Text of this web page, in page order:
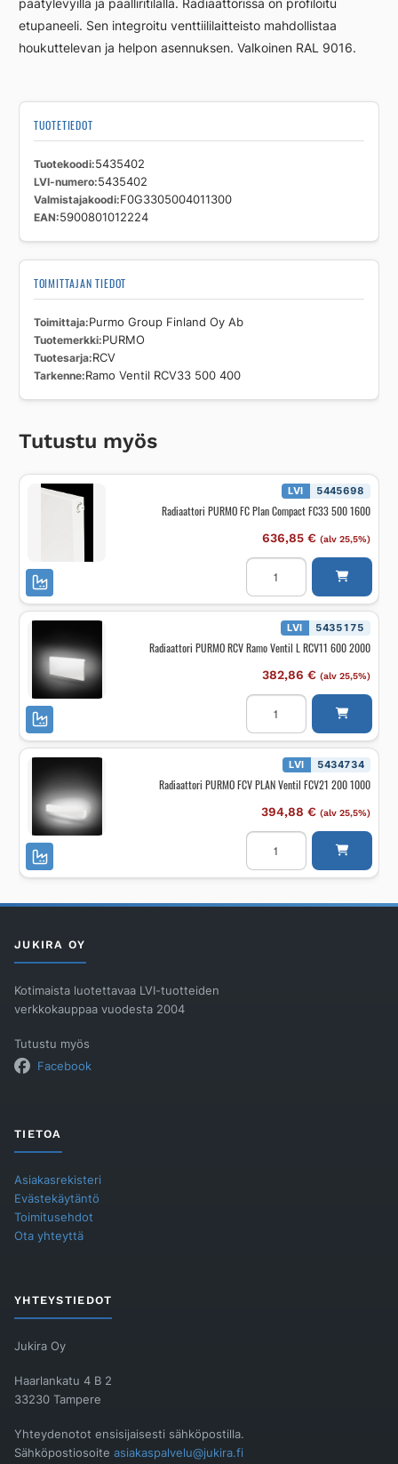
etupaneeli. Sen integroitu venttiililaitteisto mahdollistaa
houkuttelevan ja helpon asennuksen. Valkoinen RAL 9016.
TUOTETIEDOT
Tuotekoodi 5435402
LVI-numero 5435402
Valmistajakoodi F0G3305004011300
EAN 5900801012224
TOIMITTAJAN TIEDOT
Toimittaja Purmo Group Finland Oy Ab
Tuotemerkki PURMO
Tuotesarja RCV
Tarkenne Ramo Ventil RCV33 500 400
Tutustu myös
LVI 5445698
Radiaattori PURMO FC Plan Compact FC33 500 1600
636,85 € (alv 25,5%)
Radiaattori
PURMO
Plan
Compact
1600
LVI 5435175
Radiaattori PURMO RCV Ramo Ventil L RCV11 600 2000
382,86 € (alv 25,5%)
Radiaattori
PURMO
Ramo
Ventil
600
määrä
LVI 5434734
Radiaattori PURMO FCV PLAN Ventil FCV21 200 1000
394,88 € (alv 25,5%)
Radiaattori
PURMO
PLAN
200
JUKIRA OY
Kotimaista luotettavaa LVI-tuotteiden
verkkokauppaa vuodesta 2004
Tutustu myös
Facebook
TIETOA
Asiakasrekisteri
Evästekäytäntö
Toimitusehdot
Ota yhteyttä
YHTEYSTIEDOT
Jukira Oy
Haarlankatu 4 B 2
33230 Tampere
Yhteydenotot ensisijaisesti sähköpostilla.
Sähköpostiosoite asiakaspalvelu@jukira.fi